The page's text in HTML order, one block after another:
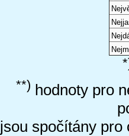
**) hodnoty pro
jsou spočítány pro